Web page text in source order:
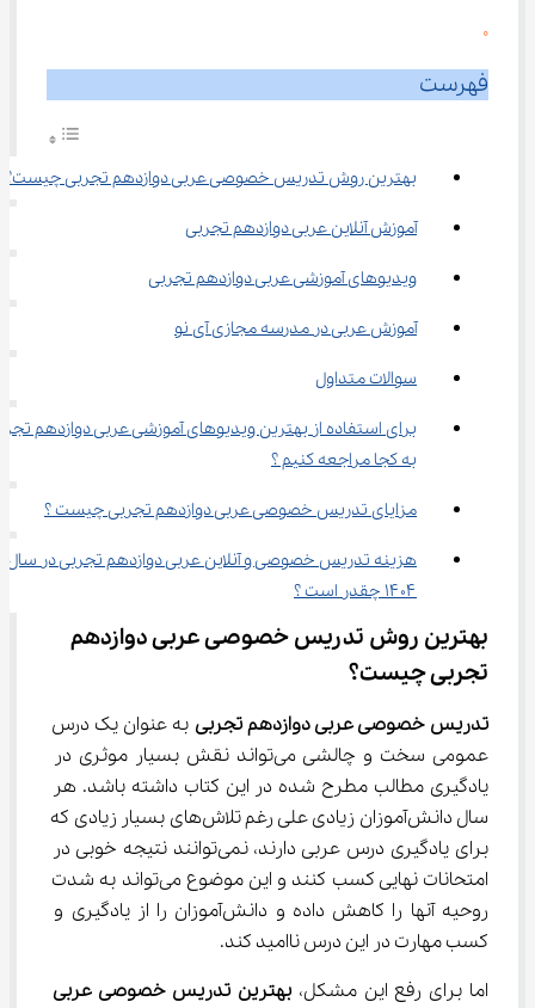
0
فهرست
بهترین روش تدریس خصوصی عربی دوازدهم تجربی چیست؟
آموزش آنلاین عربی دوازدهم تجربی
ویدیوهای آموزشی عربی دوازدهم تجربی
آموزش عربی در مدرسه مجازی آی نو
سوالات متداول
برای استفاده از بهترین ویدیوهای آموزشی عربی دوازدهم
به کجا مراجعه کنیم ؟
مزایای تدریس خصوصی عربی دوازدهم تجربی چیست ؟
هزینه تدریس خصوصی و آنلاین عربی دوازدهم تجربی در سال
۱۴۰۴ چقدر است ؟
بهترین روش تدریس خصوصی عربی دوازدهم
تجربی چیست؟
تدریس خصوصی عربی دوازدهم تجربی به عنوان یک درس
عمومی سخت و چالشی می‌تواند نقش بسیار موثری در
یادگیری مطالب مطرح شده در این کتاب داشته باشد. هر
سال دانش‌آموزان زیادی علی رغم تلاش‌های بسیار زیادی که
برای یادگیری درس عربی دارند، نمی‌توانند نتیجه خوبی در
امتحانات نهایی کسب کنند و این موضوع می‌تواند به شدت
روحیه آنها را کاهش داده و دانش‌آموزان را از یادگیری و
کسب مهارت در این درس ناامید کند.
اما برای رفع این مشکل، بهترین تدریس خصوصی عربی